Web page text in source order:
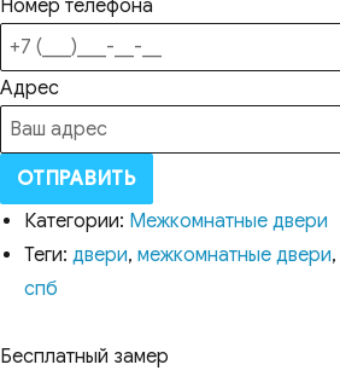
Номер телефона
Адрес
ОТПРАВИТЬ
Категории: Межкомнатные двери
Теги: двери, межкомнатные двери,
спб
Бесплатный замер